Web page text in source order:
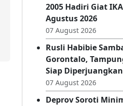
Tak Peduli
Ismail Instruksikan
2005 Hadiri Giat IKA
Agustus 2026
07 August 2026
Rusli Habibie
Gorontalo,
Siap Diperjuangkan